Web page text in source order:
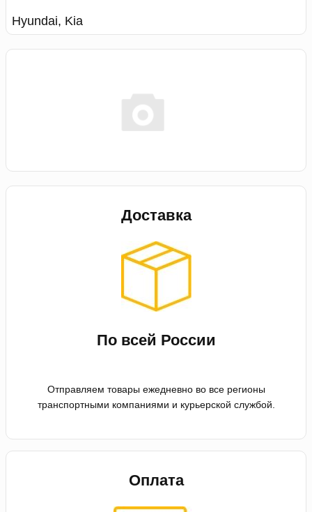
Hyundai, Kia
Доставка
По всей России
Отправляем товары ежедневно во все регионы
транспортными компаниями и курьерской службой.
Оплата